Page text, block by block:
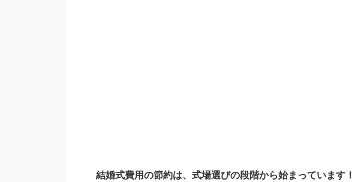
結婚式費用の節約は、式場選びの段階から始まっています！